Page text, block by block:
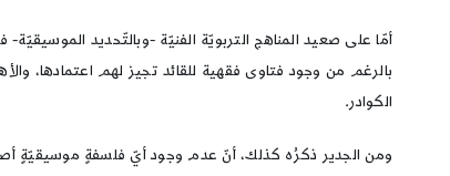
أمّا على صعيد المناهج التربويّة الفنيّة -وبالتّحديد
بالرغم من وجود فتاوى فقهية للقائد تجيز لهم اعتمادها،
الكوادر.
ومن الجدير ذكرُه كذلك، أنّ عدم وجود أيّ فلسفةٍ موسيقيّةٍ